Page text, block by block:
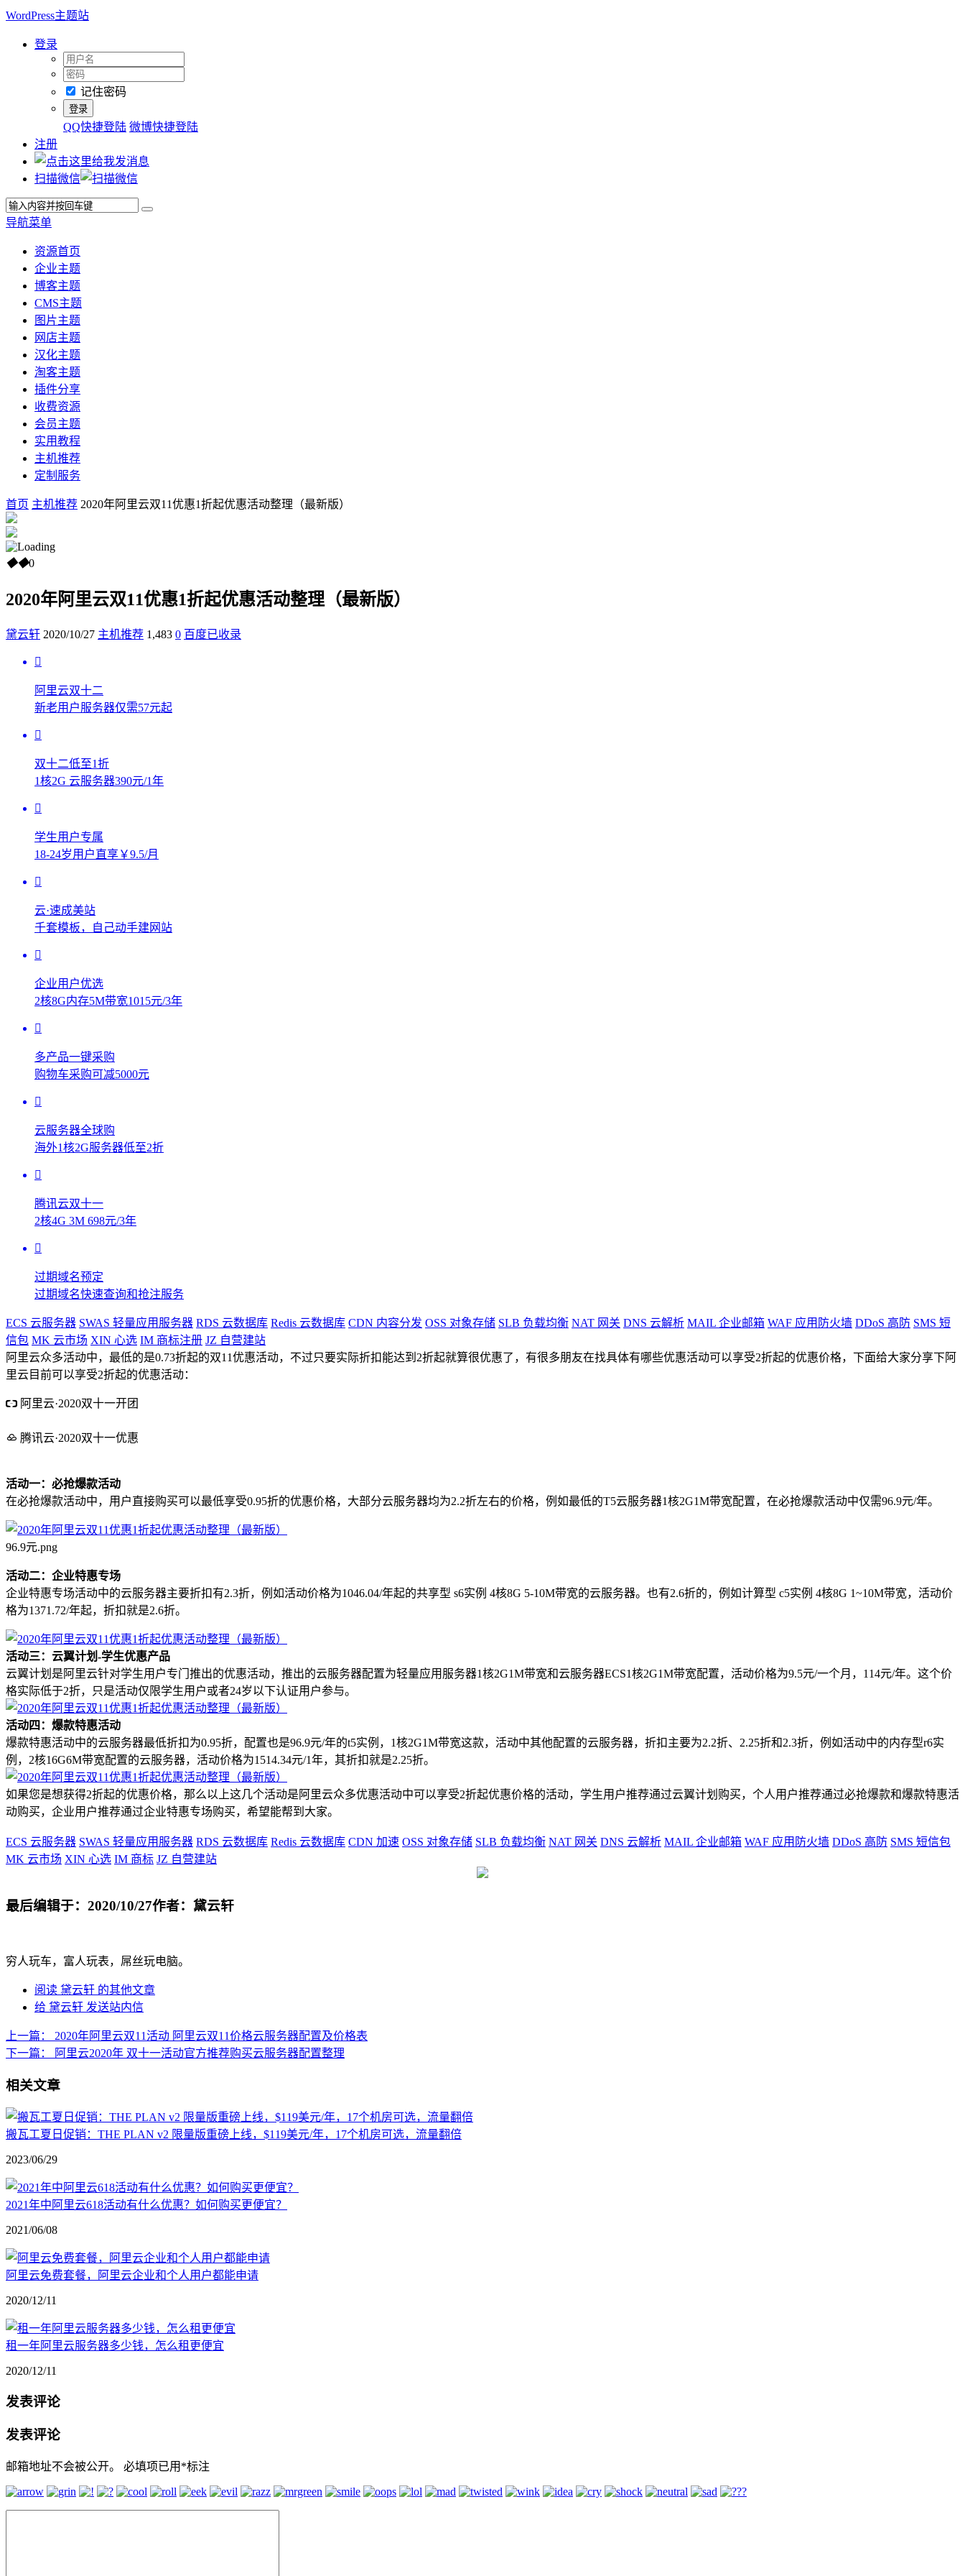
WordPress主题站
登录
记住密码
QQ快捷登陆 微博快捷登陆
注册
扫描微信
导航菜单
资源首页
企业主题
博客主题
CMS主题
图片主题
网店主题
汉化主题
淘客主题
插件分享
收费资源
会员主题
实用教程
主机推荐
定制服务
首页 主机推荐 2020年阿里云双11优惠1折起优惠活动整理（最新版）
◆◆0
2020年阿里云双11优惠1折起优惠活动整理（最新版）
黛云轩 2020/10/27 主机推荐 1,483 0 百度已收录
阿里云双十二
新老用户服务器仅需57元起
双十二低至1折
1核2G 云服务器390元/1年
学生用户专属
18-24岁用户直享￥9.5/月
云·速成美站
千套模板，自己动手建网站
企业用户优选
2核8G内存5M带宽1015元/3年
多产品一键采购
购物车采购可减5000元
云服务器全球购
海外1核2G服务器低至2折
腾讯云双十一
2核4G 3M 698元/3年
过期域名预定
过期域名快速查询和抢注服务
ECS 云服务器 SWAS 轻量应用服务器 RDS 云数据库 Redis 云数据库 CDN 内容分发 OSS 对象存储 SLB 负载均衡 NAT 网关 DNS 云解析 MAIL 企业邮箱 WAF 应用防火墙 DDoS 高防 SMS 短
信包 MK 云市场 XIN 心选 IM 商标注册 JZ 自营建站
阿里云众多活动中，最低的是0.73折起的双11优惠活动，不过只要实际折扣能达到2折起就算很优惠了，有很多朋友在找具体有哪些优惠活动可以享受2折起的优惠价格，下面给大家分享下阿
里云目前可以享受2折起的优惠活动：
阿里云·2020双十一开团
腾讯云·2020双十一优惠
活动一：必抢爆款活动
在必抢爆款活动中，用户直接购买可以最低享受0.95折的优惠价格，大部分云服务器均为2.2折左右的价格，例如最低的T5云服务器1核2G1M带宽配置，在必抢爆款活动中仅需96.9元/年。
96.9元.png
活动二：企业特惠专场
企业特惠专场活动中的云服务器主要折扣有2.3折，例如活动价格为1046.04/年起的共享型 s6实例 4核8G 5-10M带宽的云服务器。也有2.6折的，例如计算型 c5实例 4核8G 1~10M带宽，活动价
格为1371.72/年起，折扣就是2.6折。
活动三：云翼计划-学生优惠产品
云翼计划是阿里云针对学生用户专门推出的优惠活动，推出的云服务器配置为轻量应用服务器1核2G1M带宽和云服务器ECS1核2G1M带宽配置，活动价格为9.5元/一个月，114元/年。这个价
格实际低于2折，只是活动仅限学生用户或者24岁以下认证用户参与。
活动四：爆款特惠活动
爆款特惠活动中的云服务器最低折扣为0.95折，配置也是96.9元/年的t5实例，1核2G1M带宽这款，活动中其他配置的云服务器，折扣主要为2.2折、2.25折和2.3折，例如活动中的内存型r6实
例，2核16G6M带宽配置的云服务器，活动价格为1514.34元/1年，其折扣就是2.25折。
如果您是想获得2折起的优惠价格，那么以上这几个活动是阿里云众多优惠活动中可以享受2折起优惠价格的活动，学生用户推荐通过云翼计划购买，个人用户推荐通过必抢爆款和爆款特惠活
动购买，企业用户推荐通过企业特惠专场购买，希望能帮到大家。
ECS 云服务器 SWAS 轻量应用服务器 RDS 云数据库 Redis 云数据库 CDN 加速 OSS 对象存储 SLB 负载均衡 NAT 网关 DNS 云解析 MAIL 企业邮箱 WAF 应用防火墙 DDoS 高防 SMS 短信包
MK 云市场 XIN 心选 IM 商标 JZ 自营建站
最后编辑于：2020/10/27作者：黛云轩
穷人玩车，富人玩表，屌丝玩电脑。
阅读 黛云轩 的其他文章
给 黛云轩 发送站内信
上一篇：
2020年阿里云双11活动 阿里云双11价格云服务器配置及价格表
下一篇：
阿里云2020年 双十一活动官方推荐购买云服务器配置整理
相关文章
搬瓦工夏日促销：THE PLAN v2 限量版重磅上线，$119美元/年，17个机房可选，流量翻倍
2023/06/29
2021年中阿里云618活动有什么优惠？如何购买更便宜？
2021/06/08
阿里云免费套餐，阿里云企业和个人用户都能申请
2020/12/11
租一年阿里云服务器多少钱，怎么租更便宜
2020/12/11
发表评论
发表评论
邮箱地址不会被公开。 必填项已用 *标注